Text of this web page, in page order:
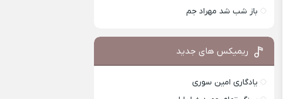
باز شب شد مهراد جم
ریمیکس های جدید
یادگاری امین سوری